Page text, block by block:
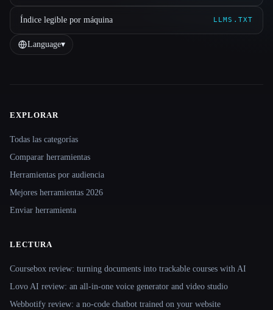
Índice legible por máquina LLMS.TXT
Language▾
Site navigation
EXPLORAR
Todas las categorías
Comparar herramientas
Herramientas por audiencia
Mejores herramientas 2026
Enviar herramienta
LECTURA
Coursebox review: turning documents into trackable courses with AI
Lovo AI review: an all-in-one voice generator and video studio
Webbotify review: a no-code chatbot trained on your website